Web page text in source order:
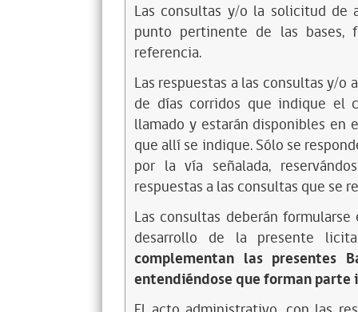
Las consultas y/o la solicitud de
punto pertinente de las bases,
referencia.
Las respuestas a las consultas y/
de días corridos que indique el
llamado y estarán disponibles en
que allí se indique. Sólo se
por la vía señalada,
respuestas a las consultas que se
Las consultas deberán
desarrollo de la presente
complementan las presentes
entendiéndose que forman